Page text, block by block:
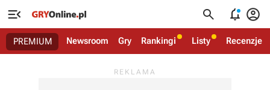
   
PREMIUM Newsroom Gry Rankingi Listy Recenzje